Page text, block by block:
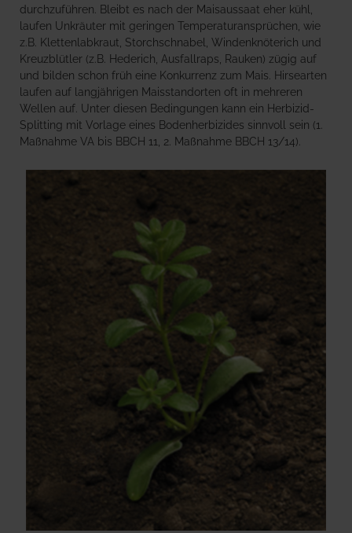
durchzuführen. Bleibt es nach der Maisaussaat eher kühl,
laufen Unkräuter mit geringen Temperaturansprüchen, wie
z.B. Klettenlabkraut, Storchschnabel, Windenknöterich und
Kreuzblütler (z.B. Hederich, Ausfallraps, Rauken) zügig auf
und bilden schon früh eine Konkurrenz zum Mais. Hirsearten
laufen auf langjährigen Maisstandorten oft in mehreren
Wellen auf. Unter diesen Bedingungen kann ein Herbizid-
Splitting mit Vorlage eines Bodenherbizides sinnvoll sein (1.
Maßnahme VA bis BBCH 11, 2. Maßnahme BBCH 13/14).